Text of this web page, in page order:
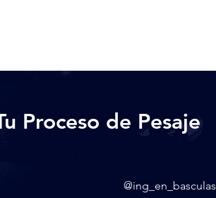
Proceso de Pesaje
@ing_en_basculas